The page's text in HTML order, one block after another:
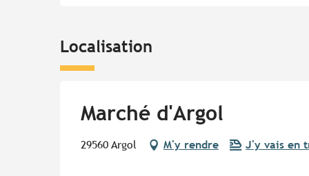
Localisation
Marché d'Argol
29560 Argol M'y rendre J'y vais en